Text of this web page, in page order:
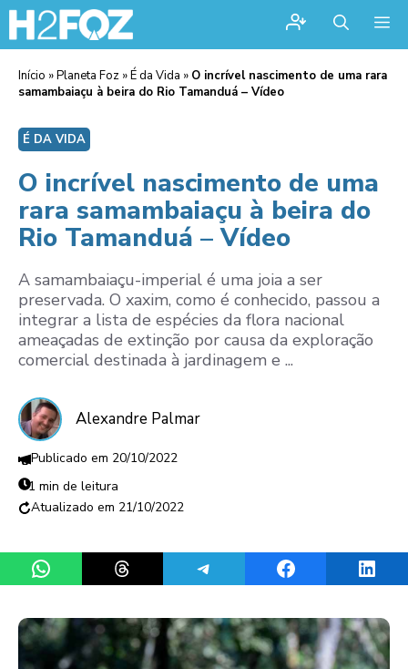
Início »Planeta Foz »É da Vida » O incrível nascimento de uma rara
samambaiaçu à beira do Rio Tamanduá – Vídeo
É DA VIDA
O incrível nascimento de uma
rara samambaiaçu à beira do
Rio Tamanduá – Vídeo
A samambaiaçu-imperial é uma joia a ser
preservada. O xaxim, como é conhecido, passou a
integrar a lista de espécies da flora nacional
ameaçadas de extinção por causa da exploração
comercial destinada à jardinagem e ...
Alexandre Palmar
20/10/2022
1 min de leitura
21/10/2022
Share on WhatsAppShare on ThreadsShare on TelegramShare on Facebook